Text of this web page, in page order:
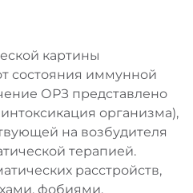
картины
состояния иммунной
ОРЗ представлено
организма),
на возбудителя
терапией.
расстройств,